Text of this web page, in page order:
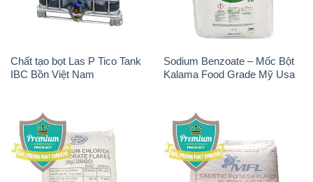
Chất tạo bọt Las P Tico Tank
IBC Bồn Việt Nam
Sodium Benzoate – Mốc Bột
Kalama Food Grade Mỹ Usa